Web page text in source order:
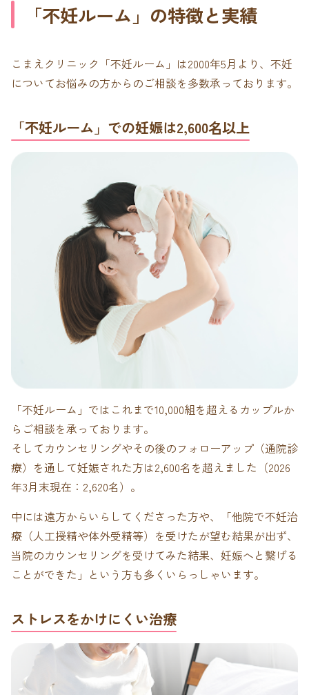
「不妊ルーム」の特徴と実績
こまえクリニック「不妊ルーム」は2000年5月より、不妊
についてお悩みの方からのご相談を多数承っております。
「不妊ルーム」での妊娠は2,600名以上
「不妊ルーム」ではこれまで10,000組を超えるカップルか
らご相談を承っております。
そしてカウンセリングやその後のフォローアップ（通院診
療）を通して妊娠された方は2,600名を超えました（2026
年3月末現在：2,620名）。
中には遠方からいらしてくださった方や、「他院で不妊治
療（人工授精や体外受精等）を受けたが望む結果が出ず、
当院のカウンセリングを受けてみた結果、妊娠へと繋げる
ことができた」という方も多くいらっしゃいます。
ストレスをかけにくい治療